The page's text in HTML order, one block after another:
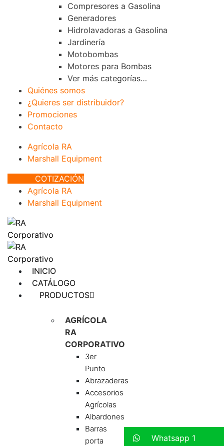
Compresores a Gasolina
Generadores
Hidrolavadoras a Gasolina
Jardinería
Motobombas
Motores para Bombas
Ver más categorías…
Quiénes somos
¿Quieres ser distribuidor?
Promociones
Contacto
Agrícola RA
Marshall Equipment
COTIZACIÓN
Agrícola RA
Marshall Equipment
INICIO
CATÁLOGO
PRODUCTOS
AGRÍCOLA
RA
CORPORATIVO
3er
Punto
Abrazaderas
Accesorios
Agrícolas
Albardones
Barras
porta
Whatsapp 1